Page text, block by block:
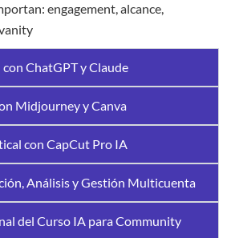
engagement, alcance,
ChatGPT y Claude
Midjourney y Canva
con CapCut Pro IA
Análisis y Gestión Multicuenta
del Curso IA para Community